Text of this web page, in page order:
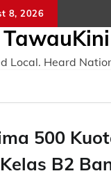
8, 2026
TawauKini
Local. Heard
500
B2